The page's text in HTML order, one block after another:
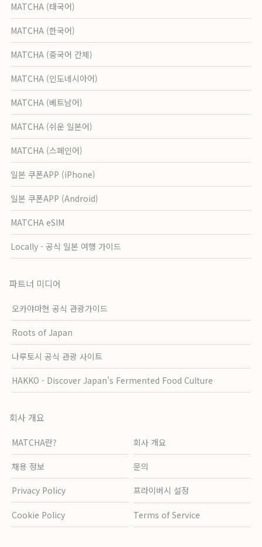
MATCHA (태국어)
MATCHA (한국어)
MATCHA (중국어 간체)
MATCHA (인도네시아어)
MATCHA (베트남어)
MATCHA (쉬운 일본어)
MATCHA (스페인어)
일본 쿠폰APP (iPhone)
일본 쿠폰APP (Android)
MATCHA eSIM
Locally - 공식 일본 여행 가이드
파트너 미디어
오카야마현 공식 관광가이드
Roots of Japan
나루토시 공식 관광 사이트
HAKKO - Discover Japan’s Fermented Food Culture
회사 개요
MATCHA란? 회사 개요
채용 정보 문의
Privacy Policy 프라이버시 설정
Cookie Policy Terms of Service